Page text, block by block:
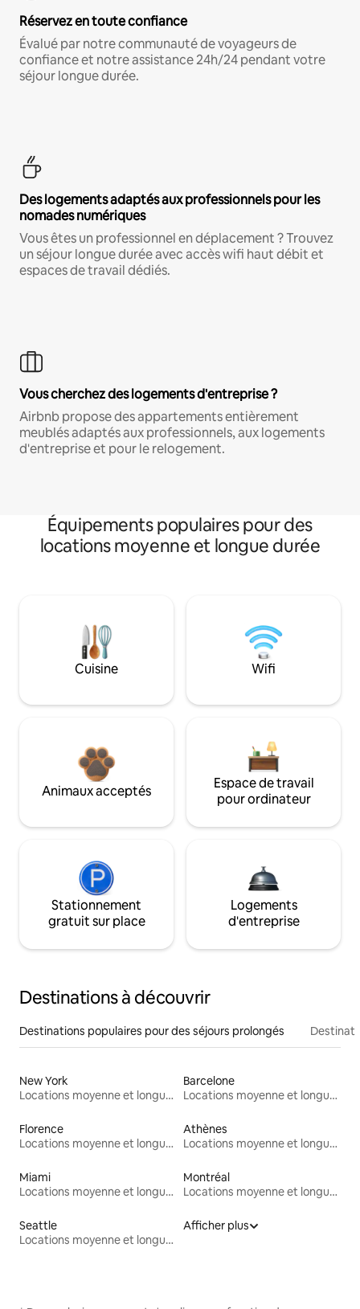
Réservez en toute confiance
Évalué par notre communauté de voyageurs de
confiance et notre assistance 24h/24 pendant votre
séjour longue durée.
Des logements adaptés aux professionnels pour les
nomades numériques
Vous êtes un professionnel en déplacement ? Trouvez
un séjour longue durée avec accès wifi haut débit et
espaces de travail dédiés.
Vous cherchez des logements d'entreprise ?
Airbnb propose des appartements entièrement
meublés adaptés aux professionnels, aux logements
d'entreprise et pour le relogement.
Équipements populaires pour des
locations moyenne et longue durée
Cuisine Wifi
Animaux acceptés
Espace de travail
pour ordinateur
Stationnement
gratuit sur place
Logements
d'entreprise
Destinations à découvrir
Destinations populaires pour des séjours prolongés
New York
Locations moyenne et longue durée
Barcelone
Locations moyenne et longue durée
Florence
Locations moyenne et longue durée
Athènes
Locations moyenne et longue durée
Miami
Locations moyenne et longue durée
Montréal
Locations moyenne et longue durée
Seattle
Locations moyenne et longue durée
Afficher plus